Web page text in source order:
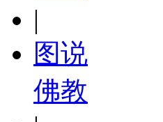
|
图说
佛教